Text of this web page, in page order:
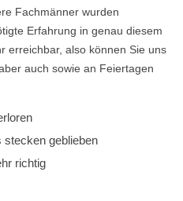
Fachmänner wurden
Erfahrung in genau diesem
erreichbar, also können Sie uns
auch sowie an Feiertagen
geblieben
richtig